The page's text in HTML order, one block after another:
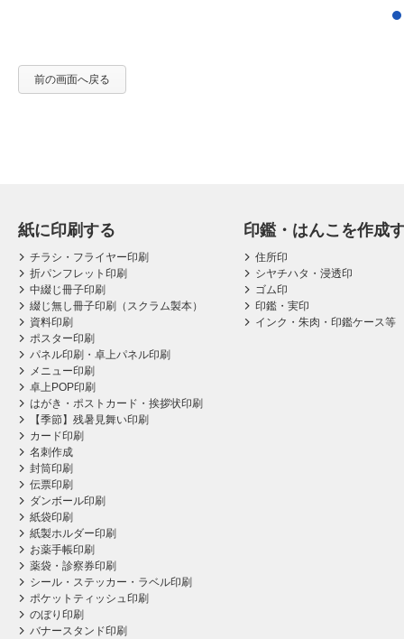
前の画面へ戻る
紙に印刷する
チラシ・フライヤー印刷
折パンフレット印刷
中綴じ冊子印刷
綴じ無し冊子印刷（スクラム製本）
資料印刷
ポスター印刷
パネル印刷・卓上パネル印刷
メニュー印刷
卓上POP印刷
はがき・ポストカード・挨拶状印刷
【季節】残暑見舞い印刷
カード印刷
名刺作成
封筒印刷
伝票印刷
ダンボール印刷
紙袋印刷
紙製ホルダー印刷
お薬手帳印刷
薬袋・診察券印刷
シール・ステッカー・ラベル印刷
ポケットティッシュ印刷
のぼり印刷
バナースタンド印刷
印鑑・はんこを作成
住所印
シヤチハタ・浸透印
ゴム印
印鑑・実印
インク・朱肉・印鑑ケース等